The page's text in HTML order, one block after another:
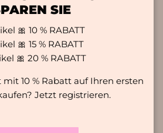
Schmuck, der Ihren
wirklich standhält? Keine
Stil bekannt. Dieser
aus und ist wasser- und
Look und tragen Sie sie
SIE
🎀 10 % RABATT
🎀 15 % RABATT
🎀 20 % RABATT
mit 10 % Rabatt auf Ihren ersten
Jetzt registrieren.